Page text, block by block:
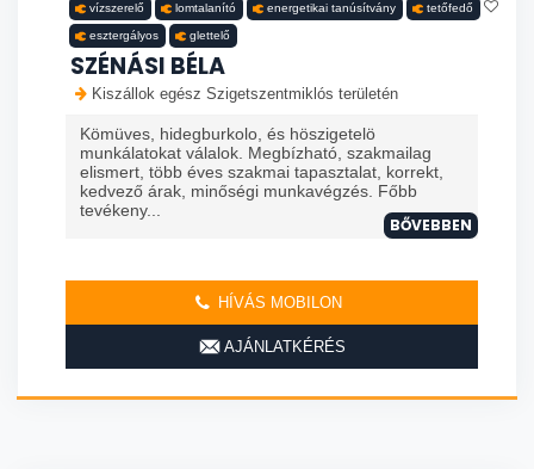
vízszerelő lomtalanító energetikai tanúsítvány tetőfedő
esztergályos glettelő
SZÉNÁSI BÉLA
Kiszállok egész Szigetszentmiklós területén
Kömüves, hidegburkolo, és höszigetelö
munkálatokat válalok. Megbízható, szakmailag
elismert, több éves szakmai tapasztalat, korrekt,
kedvező árak, minőségi munkavégzés. Főbb
tevékeny...
BŐVEBBEN
HÍVÁS MOBILON
AJÁNLATKÉRÉS